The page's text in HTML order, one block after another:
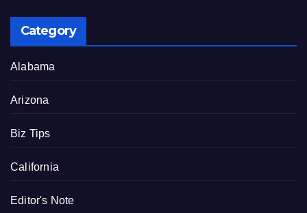
Category
Alabama
Arizona
Biz Tips
California
Editor's Note